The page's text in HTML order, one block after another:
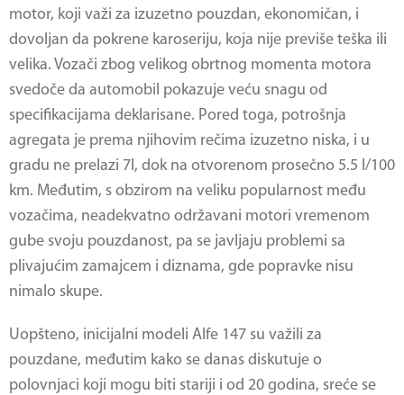
motor, koji važi za izuzetno pouzdan, ekonomičan, i
dovoljan da pokrene karoseriju, koja nije previše teška ili
velika. Vozači zbog velikog obrtnog momenta motora
svedoče da automobil pokazuje veću snagu od
specifikacijama deklarisane. Pored toga, potrošnja
agregata je prema njihovim rečima izuzetno niska, i u
gradu ne prelazi 7l, dok na otvorenom prosečno 5.5 l/100
km. Međutim, s obzirom na veliku popularnost među
vozačima, neadekvatno održavani motori vremenom
gube svoju pouzdanost, pa se javljaju problemi sa
plivajućim zamajcem i diznama, gde popravke nisu
nimalo skupe.
Uopšteno, inicijalni modeli Alfe 147 su važili za
pouzdane, međutim kako se danas diskutuje o
polovnjaci koji mogu biti stariji i od 20 godina, sreće se